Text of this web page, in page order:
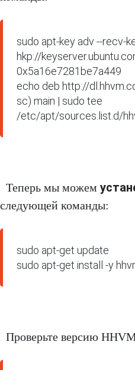
sudo apt-key adv --recv-
hkp://
0x5a16e7281be7a449
echo deb http://
sc) main | sudo tee
/etc/apt/sources.list.d/
Теперь мы можем
следующей команды:
sudo apt-get update
sudo apt-get install -y
Проверьте версию